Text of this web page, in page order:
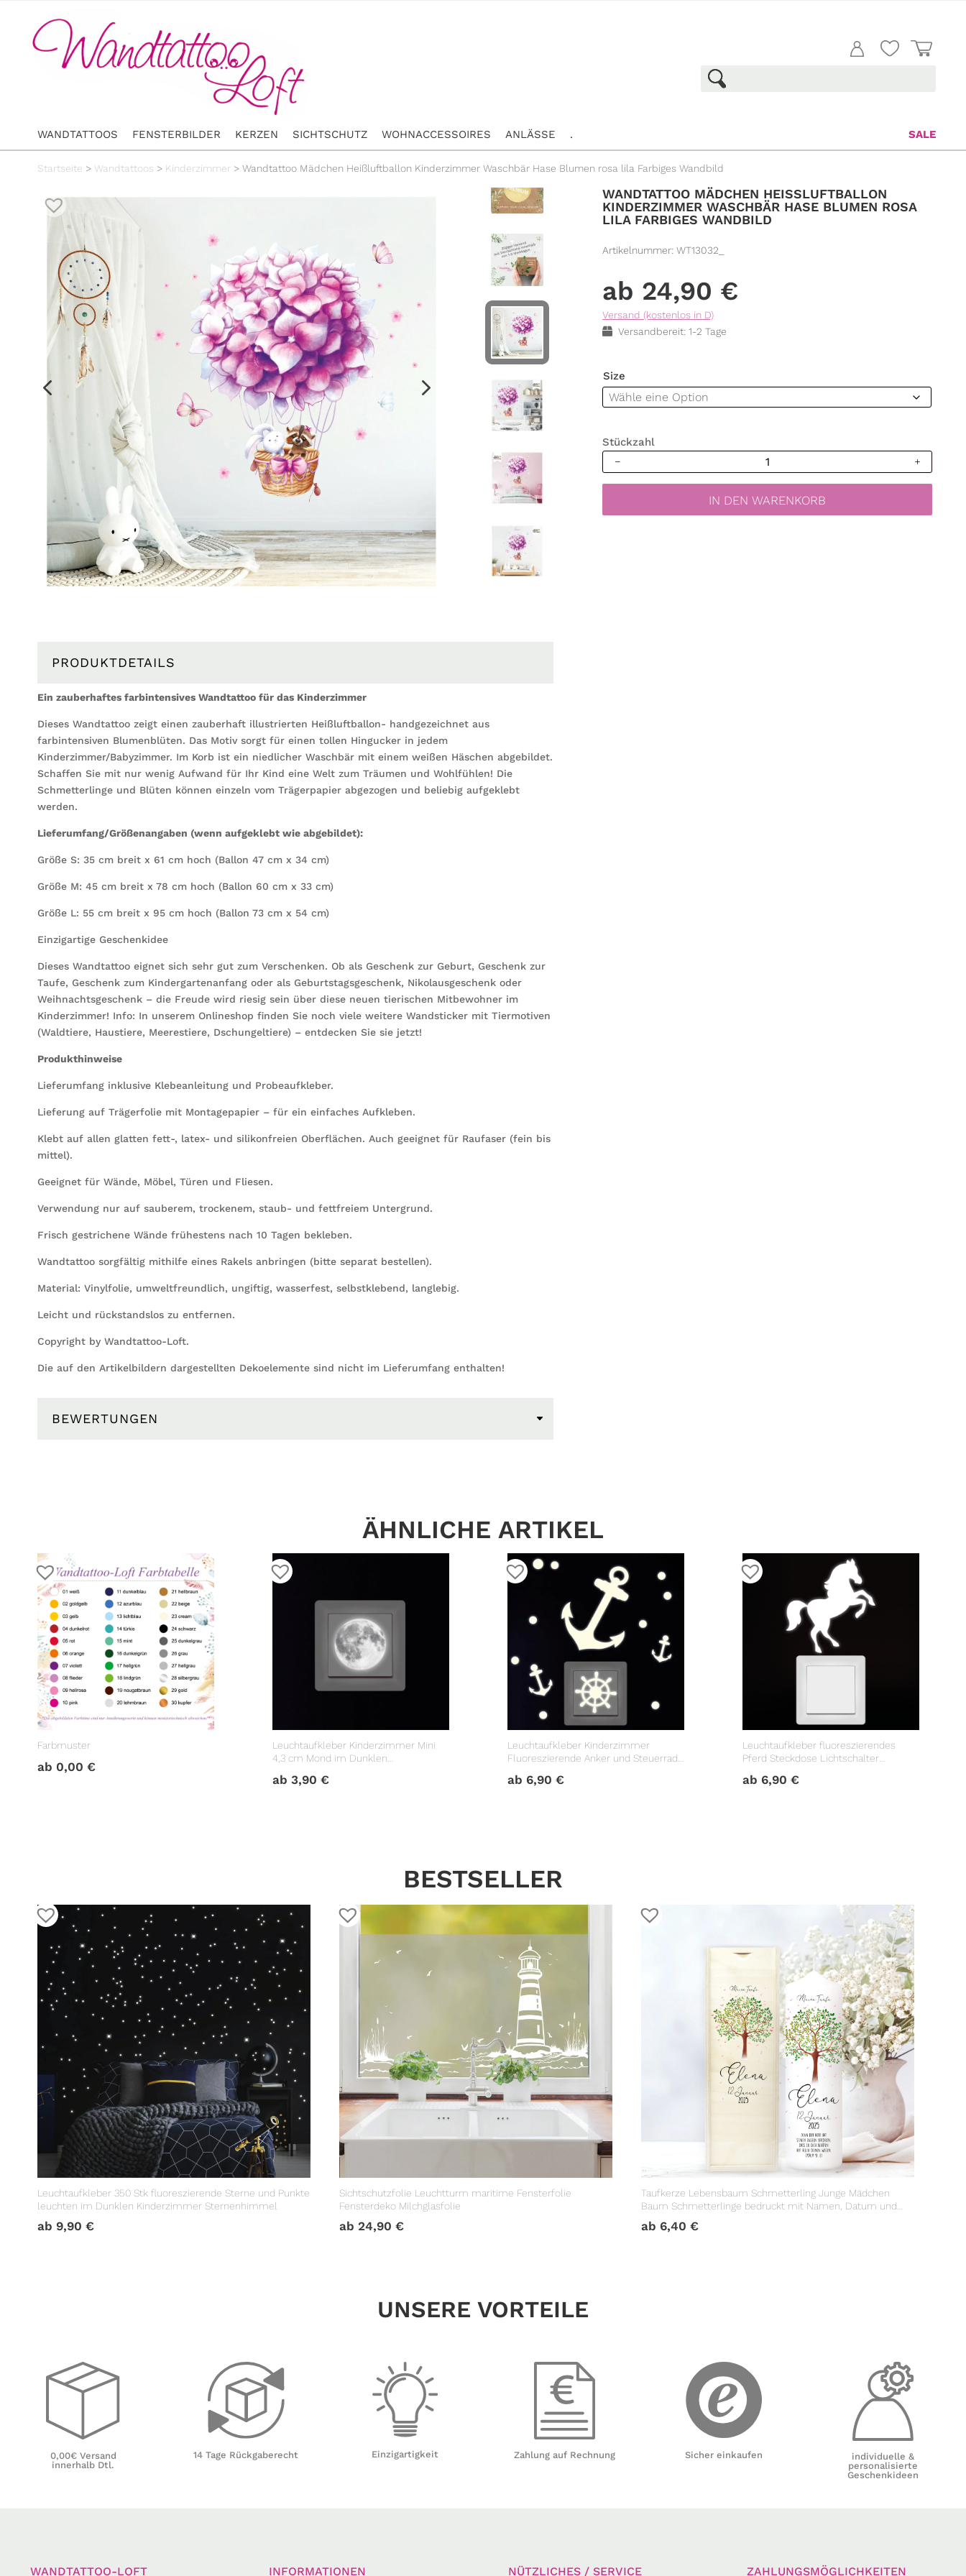
WANDTATTOOS FENSTERBILDER KERZEN SICHTSCHUTZ WOHNACCESSOIRES ANLÄSSE SALE
.
Startseite > Wandtattoos > Kinderzimmer > Wandtattoo Mädchen Heißluftballon Kinderzimmer Waschbär Hase Blumen rosa lila Farbiges Wandbild
WANDTATTOO MÄDCHEN HEISSLUFTBALLON K
INDERZIMMER WASCHBÄR HASE BLUMEN ROSA L
ILA FARBIGES WANDBILD
Artikelnummer: WT13032_
24,90 €
Versand (kostenlos in D)
Versandbereit: 1-2 Tage
Size
Stückzahl
Wandtattoo
Mädchen
IN DEN WARENKORB
PRODUKTDETAILS
Ein zauberhaftes farbintensives Wandtattoo für das Kinderzimmer
Dieses Wandtattoo zeigt einen zauberhaft illustrierten Heißluftballon- handgezeichnet aus
farbintensiven Blumenblüten. Das Motiv sorgt für einen tollen Hingucker in jedem
Kinderzimmer/Babyzimmer. Im Korb ist ein niedlicher Waschbär mit einem weißen Häschen abgebildet.
Schaffen Sie mit nur wenig Aufwand für Ihr Kind eine Welt zum Träumen und Wohlfühlen! Die
Schmetterlinge und Blüten können einzeln vom Trägerpapier abgezogen und beliebig aufgeklebt
werden.
Lieferumfang/Größenangaben (wenn aufgeklebt wie abgebildet):
Größe S: 35 cm breit x 61 cm hoch (Ballon 47 cm x 34 cm)
Größe M: 45 cm breit x 78 cm hoch (Ballon 60 cm x 33 cm)
Größe L: 55 cm breit x 95 cm hoch (Ballon 73 cm x 54 cm)
Einzigartige Geschenkidee
Dieses Wandtattoo eignet sich sehr gut zum Verschenken. Ob als Geschenk zur Geburt, Geschenk zur
Taufe, Geschenk zum Kindergartenanfang oder als Geburtstagsgeschenk, Nikolausgeschenk oder
Weihnachtsgeschenk – die Freude wird riesig sein über diese neuen tierischen Mitbewohner im
Kinderzimmer! Info: In unserem Onlineshop finden Sie noch viele weitere Wandsticker mit Tiermotiven
(Waldtiere, Haustiere, Meerestiere, Dschungeltiere) – entdecken Sie sie jetzt!
Produkthinweise
Lieferumfang inklusive Klebeanleitung und Probeaufkleber.
Lieferung auf Trägerfolie mit Montagepapier – für ein einfaches Aufkleben.
Klebt auf allen glatten fett-, latex- und silikonfreien Oberflächen. Auch geeignet für Raufaser (fein bis
mittel).
Geeignet für Wände, Möbel, Türen und Fliesen.
Verwendung nur auf sauberem, trockenem, staub- und fettfreiem Untergrund.
Frisch gestrichene Wände frühestens nach 10 Tagen bekleben.
Wandtattoo sorgfältig mithilfe eines Rakels anbringen (bitte separat bestellen).
Material: Vinylfolie, umweltfreundlich, ungiftig, wasserfest, selbstklebend, langlebig.
Leicht und rückstandslos zu entfernen.
Copyright by Wandtattoo-Loft.
Die auf den Artikelbildern dargestellten Dekoelemente sind nicht im Lieferumfang enthalten!
BEWERTUNGEN
ÄHNLICHE ARTIKEL
Farbmuster
ab 0,00 €
Leuchtaufkleber Kinderzimmer Mini
4,3 cm Mond im Dunklen
ab3,90€
Leuchtaufkleber Kinderzimmer
Fluoreszierende Anker und Steuerrad,
ab 6,90€
Leuchtaufkleber fluoreszierendes
Pferd Steckdose Lichtschalter
ab 6,90€
BESTSELLER
Leuchtaufkleber 350 Stk fluoreszierende Sterne und Punkte
leuchten im Dunklen Kinderzimmer Sternenhimmel
ab 9,90 €
Sichtschutzfolie Leuchtturm maritime Fensterfolie
Fensterdeko Milchglasfolie
ab 24,90 €
Taufkerze Lebensbaum Schmetterling Junge Mädchen
Baum Schmetterlinge bedruckt mit Namen, Datum und
Taufspruch
ab 6,40 €
UNSERE VORTEILE
0,00€ Versand
innerhalb Dtl.
14 Tage Rückgaberecht Einzigartigkeit Zahlung auf Rechnung Sicher einkaufen
individuelle &
personalisierte
Geschenkideen
WANDTATTOO-LOFT INFORMATIONEN NÜTZLICHES / SERVICE ZAHLUNGSMÖGLICHKEITEN